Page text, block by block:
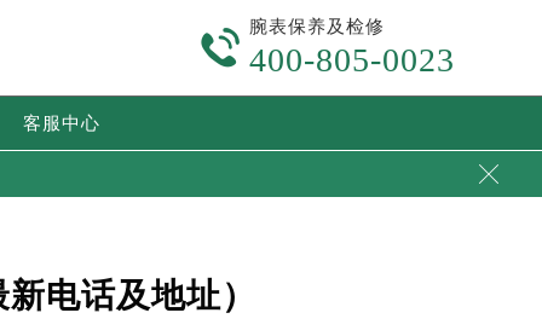

腕表保养及检修
400-805-0023
客服中心

电话及地址）